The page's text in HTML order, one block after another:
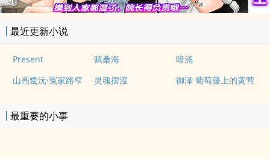
最近更新小说
Present 赋桑海
暗涌
山高鹭沅·冤家路窄
灵魂摆渡 御泽 葡萄藤上的黄莺
最重要的小事